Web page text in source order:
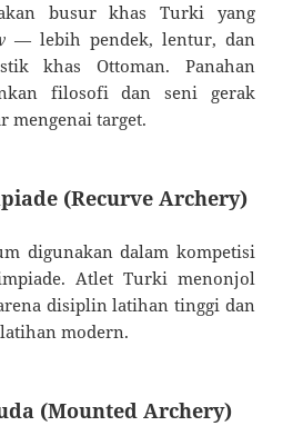
busur khas Turki yang
— lebih pendek, lentur, dan
khas Ottoman. Panahan
filosofi dan seni gerak
mengenai target.
(Recurve Archery)
digunakan dalam kompetisi
Atlet Turki menonjol
disiplin latihan tinggi dan
modern.
(Mounted Archery)